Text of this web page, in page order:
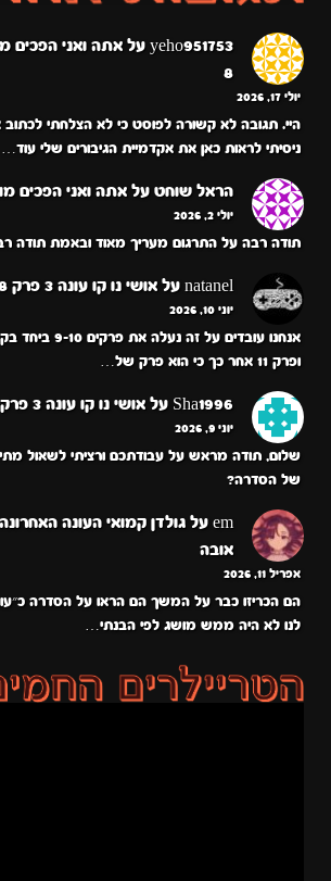
yeho951753 על
8
יולי 17, 2026
היי. תגובה לא קשורה לפוסט כי לא הצלחתי
ניסיתי לראות כאן את אקדמיית הגיבורים שלי עוד…
הראל שוחט על אתה ואני הפכים
יולי 2, 2026
תודה רבה על התרגום מעריך מאוד ובאמת תודה
natanel על אושי נו קו עונה 3 פרק 8
יוני 10, 2026
אנחנו עובדים על זה
ופרק 11 אחר כך כי הוא פרק של…
Sha1996 על אושי נו קו עונה 3 פרק 8
יוני 9, 2026
שלום, תודה מראש על עבודתכם ורציתי לשאול
של הסדרה?
em על
אובה
אפריל 11, 2026
הם הכריזו כבר על המשך הם הראו על הסדרה
לנו לא היה ממש מושג לפי הבנתי…